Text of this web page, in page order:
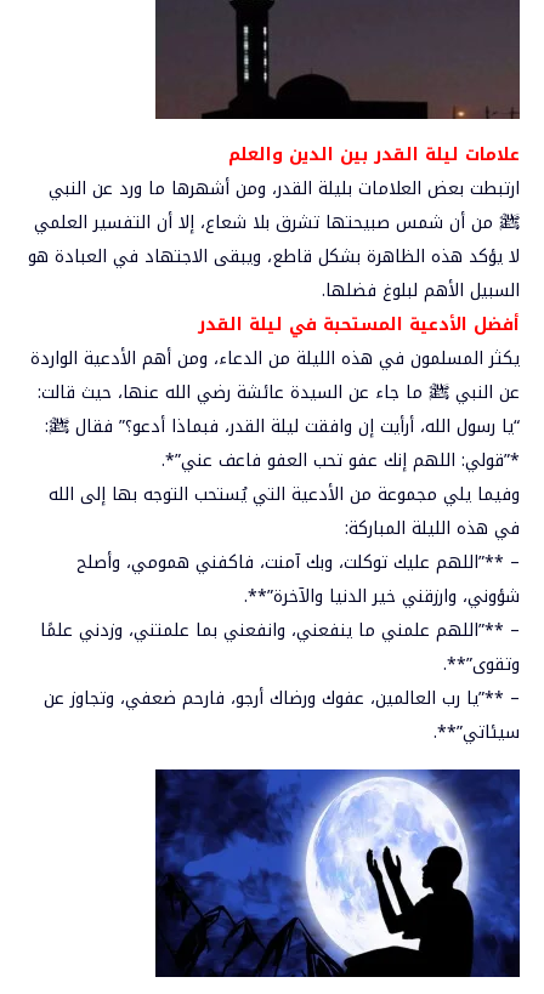
علامات ليلة القدر بين الدين والعلم
ارتبطت بعض العلامات بليلة القدر، ومن أشهرها ما ورد عن النبي
ﷺ من أن شمس صبيحتها تشرق بلا شعاع، إلا أن التفسير العلمي
لا يؤكد هذه الظاهرة بشكل قاطع، ويبقى الاجتهاد في العبادة هو
السبيل الأهم لبلوغ فضلها.
أفضل الأدعية المستحبة في ليلة القدر
يكثر المسلمون في هذه الليلة من الدعاء، ومن أهم الأدعية الواردة
عن النبي ﷺ ما جاء عن السيدة عائشة رضي الله عنها، حيث قالت:
“يا رسول الله، أرأيت إن وافقت ليلة القدر، فبماذا أدعو؟” فقال ﷺ:
*”قولي: اللهم إنك عفو تحب العفو فاعف عني”*.
وفيما يلي مجموعة من الأدعية التي يُستحب التوجه بها إلى الله
في هذه الليلة المباركة:
– **”اللهم عليك توكلت، وبك آمنت، فاكفني همومي، وأصلح
شؤوني، وارزقني خير الدنيا والآخرة”**.
– **”اللهم علمني ما ينفعني، وانفعني بما علمتني، وزدني علمًا
وتقوى”**.
– **”يا رب العالمين، عفوك ورضاك أرجو، فارحم ضعفي، وتجاوز عن
سيئاتي”**.